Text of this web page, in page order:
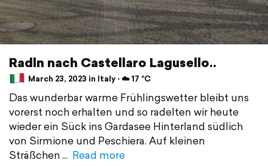
Radln nach Castellaro Lagusello..
March 23, 2023 in Italy ⋅ ☁️ 17 °C
Das wunderbar warme Frühlingswetter bleibt uns
vorerst noch erhalten und so radelten wir heute
wieder ein Sück ins Gardasee Hinterland südlich
von Sirmione und Peschiera. Auf kleinen
Sträßchen
Read more